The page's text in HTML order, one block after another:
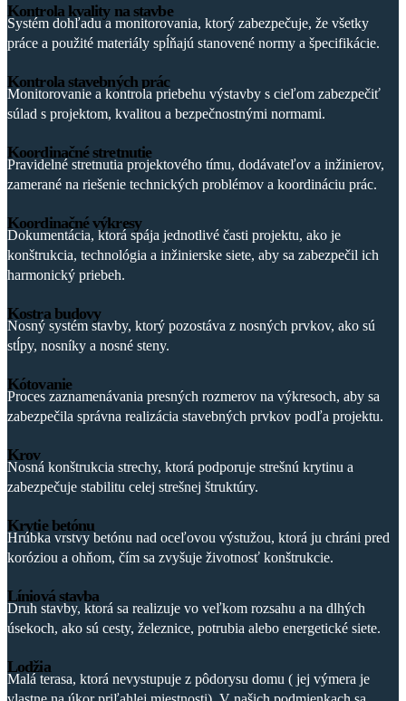
Kontrola kvality na stavbe
Systém dohľadu a monitorovania, ktorý zabezpečuje, že všetky
práce a použité materiály spĺňajú stanovené normy a špecifikácie.
Kontrola stavebných prác
Monitorovanie a kontrola priebehu výstavby s cieľom zabezpečiť
súlad s projektom, kvalitou a bezpečnostnými normami.
Koordinačné stretnutie
Pravidelné stretnutia projektového tímu, dodávateľov a inžinierov,
zamerané na riešenie technických problémov a koordináciu prác.
Koordinačné výkresy
Dokumentácia, ktorá spája jednotlivé časti projektu, ako je
konštrukcia, technológia a inžinierske siete, aby sa zabezpečil ich
harmonický priebeh.
Kostra budovy
Nosný systém stavby, ktorý pozostáva z nosných prvkov, ako sú
stĺpy, nosníky a nosné steny.
Kótovanie
Proces zaznamenávania presných rozmerov na výkresoch, aby sa
zabezpečila správna realizácia stavebných prvkov podľa projektu.
Krov
Nosná konštrukcia strechy, ktorá podporuje strešnú krytinu a
zabezpečuje stabilitu celej strešnej štruktúry.
Krytie betónu
Hrúbka vrstvy betónu nad oceľovou výstužou, ktorá ju chráni pred
koróziou a ohňom, čím sa zvyšuje životnosť konštrukcie.
Líniová stavba
Druh stavby, ktorá sa realizuje vo veľkom rozsahu a na dlhých
úsekoch, ako sú cesty, železnice, potrubia alebo energetické siete.
Lodžia
Malá terasa, ktorá nevystupuje z pôdorysu domu ( jej výmera je